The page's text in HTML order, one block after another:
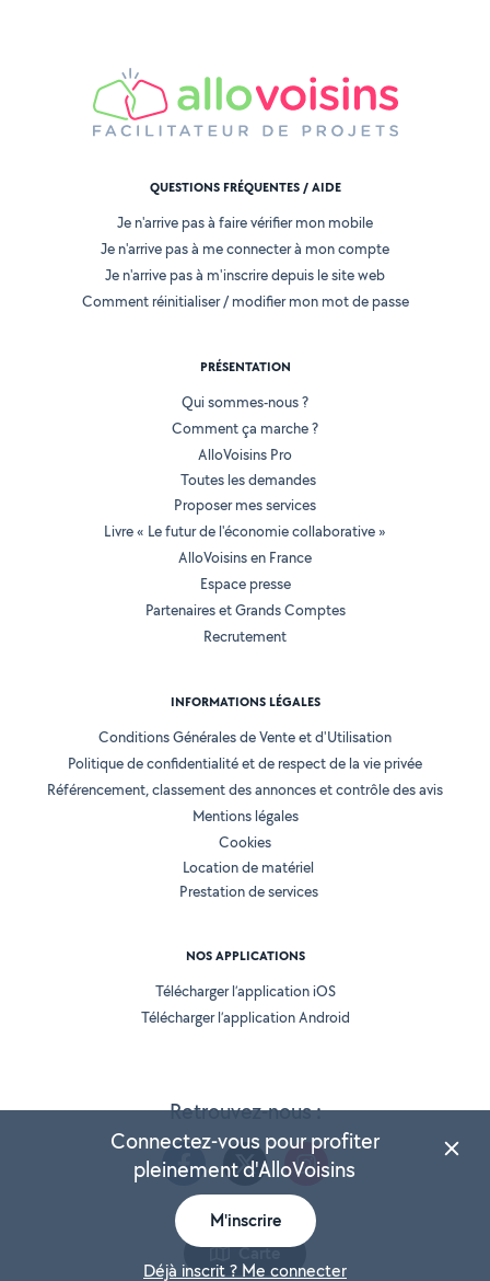
Carte
Retrouvez-nous :
QUESTIONS FRÉQUENTES / AIDE
Je n'arrive pas à faire vérifier mon mobile
Je n'arrive pas à me connecter à mon compte
Je n'arrive pas à m'inscrire depuis le site web
Comment réinitialiser / modifier mon mot de passe
PRÉSENTATION
Qui sommes-nous ?
Comment ça marche ?
AlloVoisins Pro
Toutes les demandes
Proposer mes services
Livre « Le futur de l'économie collaborative »
AlloVoisins en France
Espace presse
Partenaires et Grands Comptes
Recrutement
INFORMATIONS LÉGALES
Conditions Générales de Vente et d'Utilisation
Politique de confidentialité et de respect de la vie privée
Référencement, classement des annonces et contrôle des avis
Mentions légales
Cookies
Location de matériel
Prestation de services
NOS APPLICATIONS
Télécharger l’application iOS
Télécharger l’application Android
Connectez-vous pour profiter
pleinement d'AlloVoisins
M'inscrire
Déjà inscrit ? Me connecter